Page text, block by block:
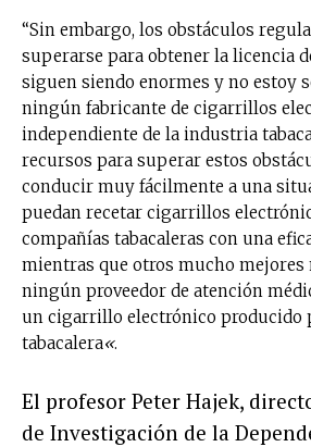
“Sin embargo, los obstáculos
superarse para obtener la licencia
siguen siendo enormes y no estoy
ningún fabricante de cigarrillos
independiente de la industria
recursos para superar estos
conducir muy fácilmente a una
puedan recetar cigarrillos
compañías tabacaleras con una
mientras que otros mucho mejores
ningún proveedor de atención
un cigarrillo electrónico producido
tabacalera«.
El profesor Peter Hajek,
de Investigación de la